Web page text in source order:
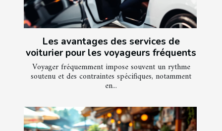
Les avantages des services de
voiturier pour les voyageurs fréquents
Voyager fréquemment impose souvent un rythme
soutenu et des contraintes spécifiques, notamment
en...